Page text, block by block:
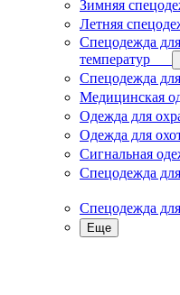
Зимняя
Летняя
Спецодежда
температур
Спецодежда
Медицинская
Одежда для
Одежда для
Сигнальная
Спецодежда
Спецодежда
Еще